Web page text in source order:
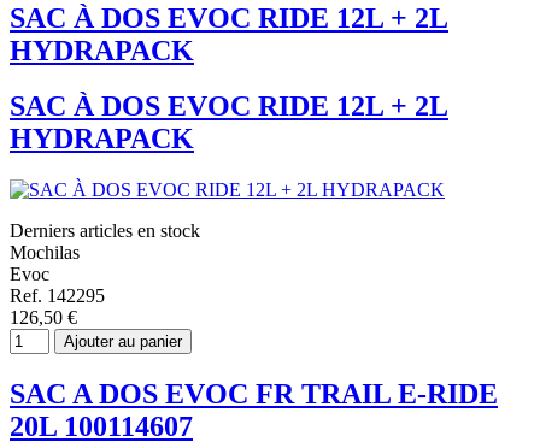
SAC À DOS EVOC RIDE 12L + 2L
HYDRAPACK
SAC À DOS EVOC RIDE 12L + 2L
HYDRAPACK
Derniers articles en stock
Mochilas
Evoc
Ref. 142295
126,50 €
Ajouter au panier
SAC A DOS EVOC FR TRAIL E-RIDE
20L 100114607